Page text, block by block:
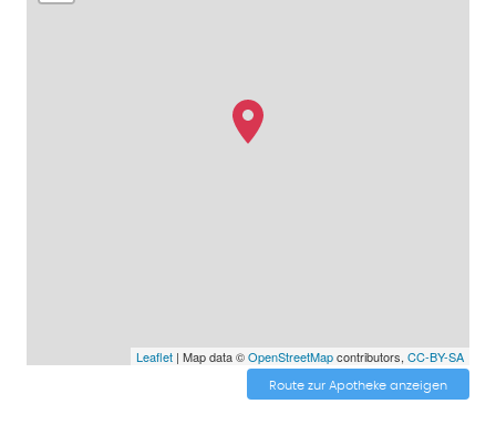
Leaflet| Map data ©OpenStreetMapcontributors, CC-BY-SA
Route zur Apotheke anzeigen